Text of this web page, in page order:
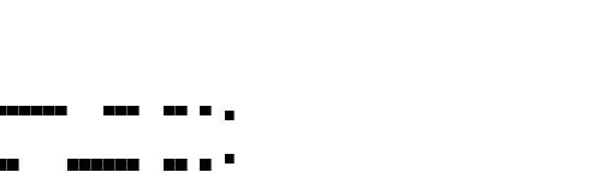
▀▀▀  ▀▀ ▀ ■
▄▄▄▄▄▄  ▄▄ ▄ ■